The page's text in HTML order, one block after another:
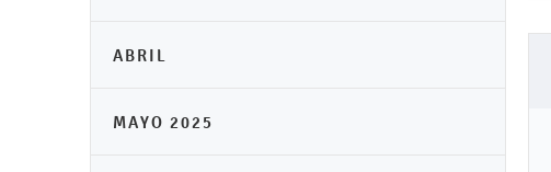
ABRIL
MAYO 2025